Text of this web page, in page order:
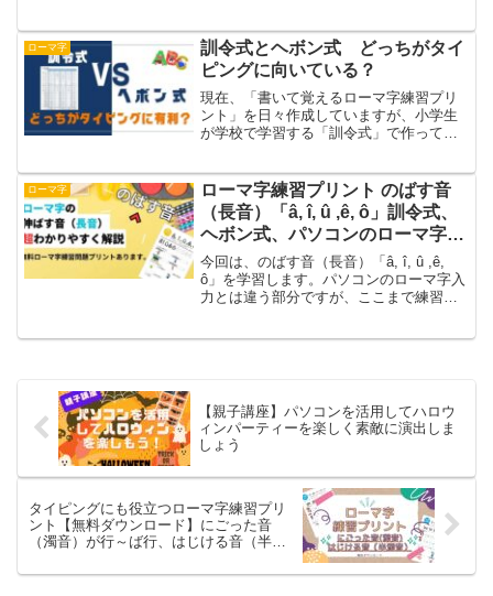
（nekko）」となります。ローマ字練習プ
リント「つまる音...
ローマ字
訓令式とヘボン式 どっちがタイ
ピングに向いている？
現在、「書いて覚えるローマ字練習プリ
ント」を日々作成していますが、小学生
が学校で学習する「訓令式」で作ってい
ヘボン式の例「さ行」は「し（si/shi)」。
「た行」...
ローマ字
ローマ字練習プリント のばす音
（長音）「â, î, û ,ê, ô」訓令式、
ヘボン式、パソコンのローマ字入
力の長音を超わかりやすく解説
今回は、のばす音（長音）「â, î, û ,ê,
ô」を学習します。パソコンのローマ字入
力とは違う部分ですが、ここまで練習プ
【親子講座】パソコンを活用してハロウ
ィンパーティーを楽しく素敵に演出しま
しょう
タイピングにも役立つローマ字練習プリ
ント【無料ダウンロード】にごった音
（濁音）が行～ば行、はじける音（半濁